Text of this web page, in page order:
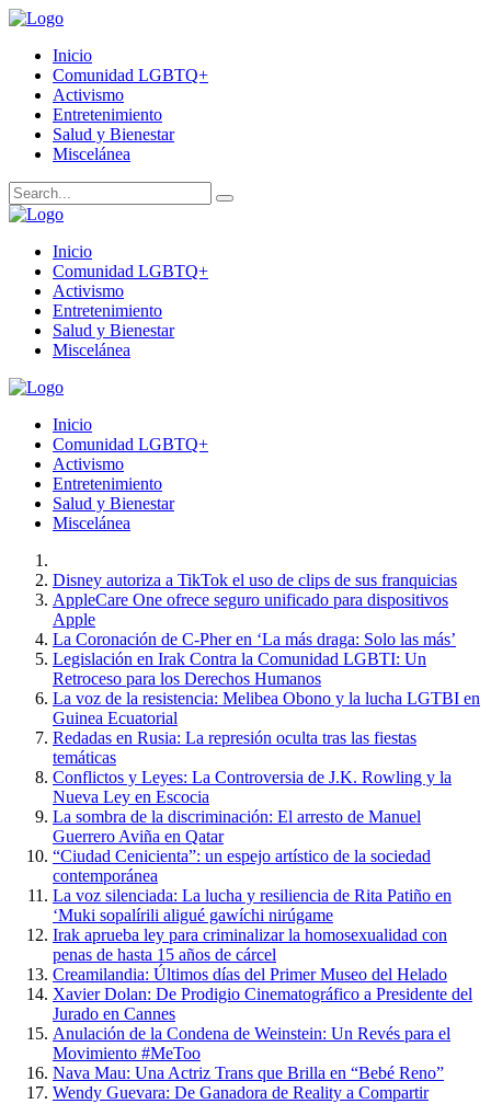
Inicio
Comunidad LGBTQ+
Activismo
Entretenimiento
Salud y Bienestar
Miscelánea
Inicio
Comunidad LGBTQ+
Activismo
Entretenimiento
Salud y Bienestar
Miscelánea
Inicio
Comunidad LGBTQ+
Activismo
Entretenimiento
Salud y Bienestar
Miscelánea
Disney autoriza a TikTok el uso de clips de sus franquicias
AppleCare One ofrece seguro unificado para dispositivos
Apple
La Coronación de C-Pher en ‘La más draga: Solo las más’
Legislación en Irak Contra la Comunidad LGBTI: Un
Retroceso para los Derechos Humanos
La voz de la resistencia: Melibea Obono y la lucha LGTBI en
Guinea Ecuatorial
Redadas en Rusia: La represión oculta tras las fiestas
temáticas
Conflictos y Leyes: La Controversia de J.K. Rowling y la
Nueva Ley en Escocia
La sombra de la discriminación: El arresto de Manuel
Guerrero Aviña en Qatar
“Ciudad Cenicienta”: un espejo artístico de la sociedad
contemporánea
La voz silenciada: La lucha y resiliencia de Rita Patiño en
‘Muki sopalírili aligué gawíchi nirúgame
Irak aprueba ley para criminalizar la homosexualidad con
penas de hasta 15 años de cárcel
Creamilandia: Últimos días del Primer Museo del Helado
Xavier Dolan: De Prodigio Cinematográfico a Presidente del
Jurado en Cannes
Anulación de la Condena de Weinstein: Un Revés para el
Movimiento #MeToo
Nava Mau: Una Actriz Trans que Brilla en “Bebé Reno”
Wendy Guevara: De Ganadora de Reality a Compartir